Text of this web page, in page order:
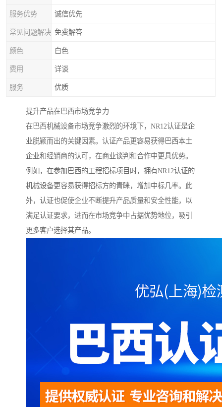
服务优势 诚信优先
常见问题解决 免费解答
颜色 白色
费用 详谈
服务 优质
提升产品在巴西市场竞争力
在巴西机械设备市场竞争激烈的环境下，NR12认证是企
业脱颖而出的关键因素。认证产品更容易获得巴西本土
企业和经销商的认可，在商业谈判和合作中更具优势。
例如，在参加巴西的工程招标项目时，拥有NR12认证的
机械设备更容易获得招标方的青睐，增加中标几率。此
外，认证也促使企业不断提升产品质量和安全性能，以
满足认证要求，进而在市场竞争中占据优势地位，吸引
更多客户选择其产品。